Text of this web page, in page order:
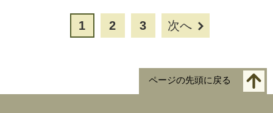
1 2 3 次へ
ページの先頭に戻る